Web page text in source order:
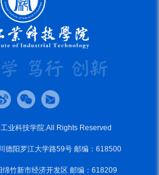
业科技学院.All Rights Reserved
德阳罗江大学路59号 邮编：618500
绵竹新市经济开发区 邮编：618209